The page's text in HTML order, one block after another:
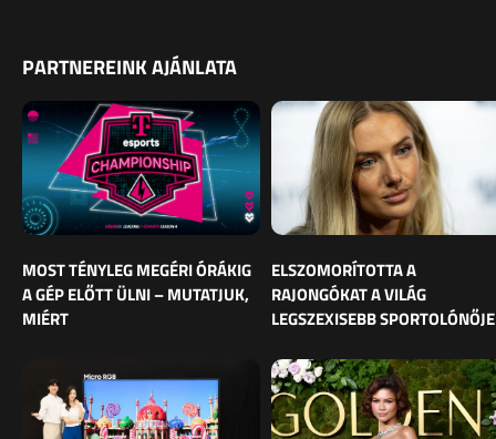
PARTNEREINK AJÁNLATA
MOST TÉNYLEG MEGÉRI ÓRÁKIG
A GÉP ELŐTT ÜLNI – MUTATJUK,
MIÉRT
ELSZOMORÍTOTTA A
RAJONGÓKAT A VILÁG
LEGSZEXISEBB SPORTOLÓNŐJE